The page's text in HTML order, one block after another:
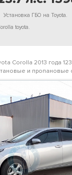
Установка ГБО на Toyota.
toyota.
Corolla 2013 года
и пропановые